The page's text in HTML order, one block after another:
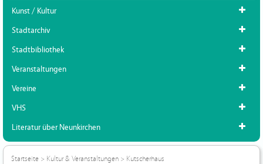
Kunst / Kultur
Stadtarchiv
Stadtbibliothek
Veranstaltungen
Vereine
VHS
Literatur über Neunkirchen
Startseite > Kultur & Veranstaltungen > Kutscherhaus